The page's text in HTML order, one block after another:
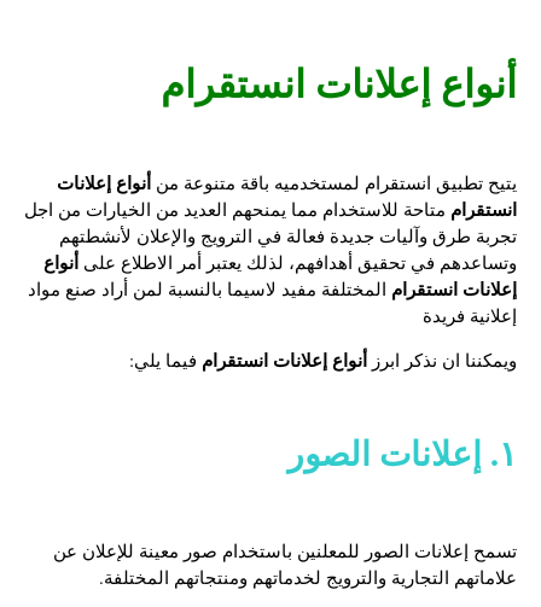
أنواع إعلانات انستقرام
يتيح تطبيق انستقرام لمستخدميه باقة متنوعة منأنواع إعلانات
انستقراممتاحة للاستخدام مما يمنحهم العديد من الخيارات من اجل
تجربة طرق وآليات جديدة فعالة في الترويج والإعلان لأنشطتهم
وتساعدهم في تحقيق أهدافهم، لذلك يعتبر أمر الاطلاع علىأنواع
إعلانات انستقرامالمختلفة مفيد لاسيما بالنسبة لمن أراد صنع مواد
إعلانية فريدة
ويمكننا ان نذكر ابرزأنواع إعلانات انستقرامفيما يلي:
تسمح إعلانات الصور للمعلنين باستخدام صور معينة للإعلان عن
علاماتهم التجارية والترويج لخدماتهم ومنتجاتهم المختلفة.